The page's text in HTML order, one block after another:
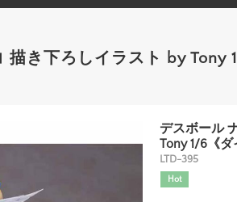
描き下ろしイラスト by Tony
デスボール
Tony 1/6《ダ
LTD-395
Hot